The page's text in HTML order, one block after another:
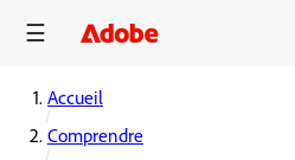
Accueil
Comprendre